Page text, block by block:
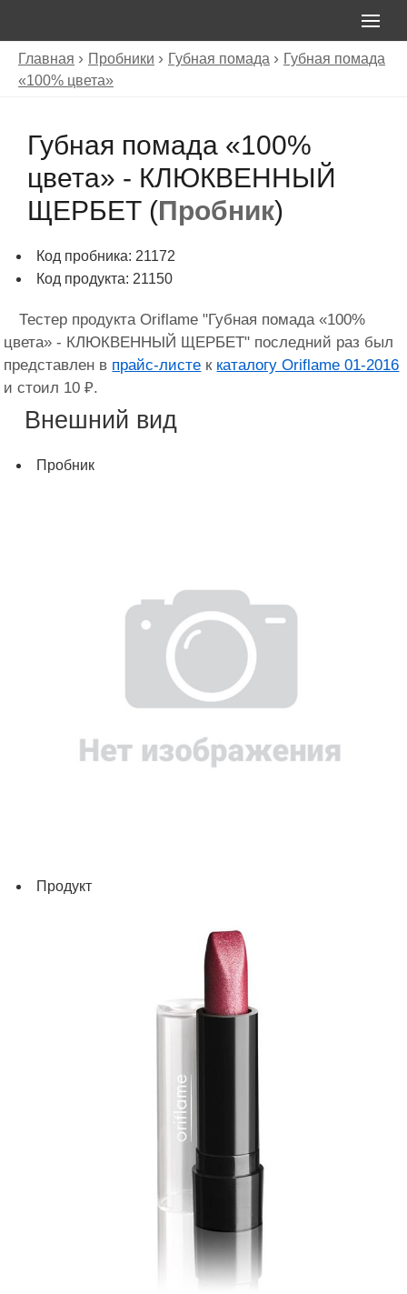
Главная Пробники Губная помада
Губная помада
«100% цвета»
Губная помада «100%
цвета» - КЛЮКВЕННЫЙ
ЩЕРБЕТ (Пробник)
Код пробника: 21172
Код продукта: 21150
Тестер продукта Oriflame "Губная помада «100%
цвета» - КЛЮКВЕННЫЙ ЩЕРБЕТ" последний раз был
представлен в прайс-листе к каталогу Oriflame 01-2016
и стоил 10 ₽.
Внешний вид
Пробник
Продукт